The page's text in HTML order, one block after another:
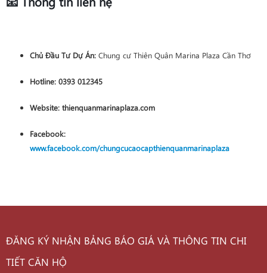
Chủ Đầu Tư Dự Án: Chung cư Thiên Quân Marina Plaza Cần Thơ
Hotline: 0393 012345
Website: thienquanmarinaplaza.com
Facebook:
www.facebook.com/chungcucaocapthienquanmarinaplaza
ĐĂNG KÝ NHẬN BẢNG BÁO GIÁ VÀ THÔNG TIN CHI
TIẾT CĂN HỘ